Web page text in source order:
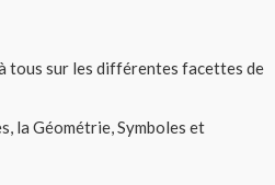
tous sur les différentes facettes de
la Géométrie, Symboles et